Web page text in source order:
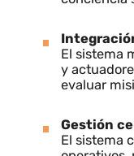
Todas las